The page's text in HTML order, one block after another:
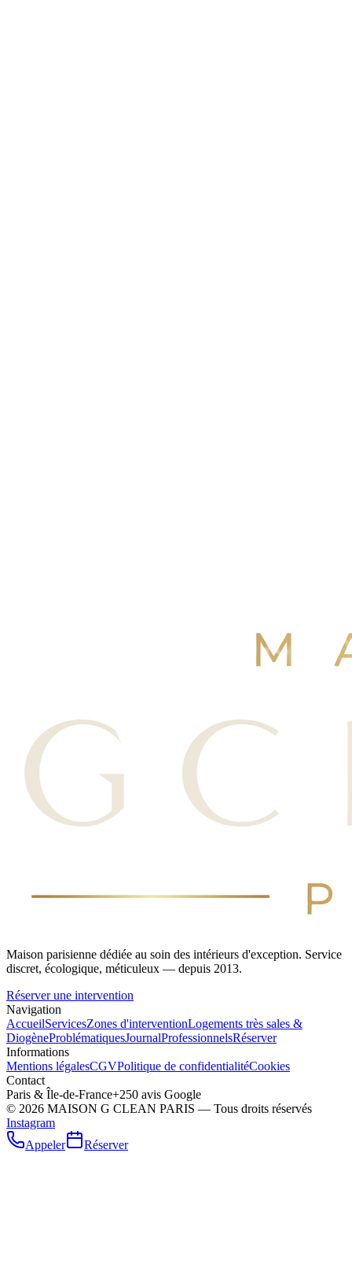
Maison parisienne dédiée au soin des intérieurs d'exception. Service
discret, écologique, méticuleux — depuis 2013.
Réserver une intervention
Navigation
AccueilServicesZones d'interventionLogements très sales &
DiogèneProblématiquesJournalProfessionnelsRéserver
Informations
Mentions légalesCGVPolitique de confidentialitéCookies
Contact
Paris & Île-de-France+250 avis Google
© 2026 MAISON G CLEAN PARIS — Tous droits réservés
Instagram
Appeler
Réserver